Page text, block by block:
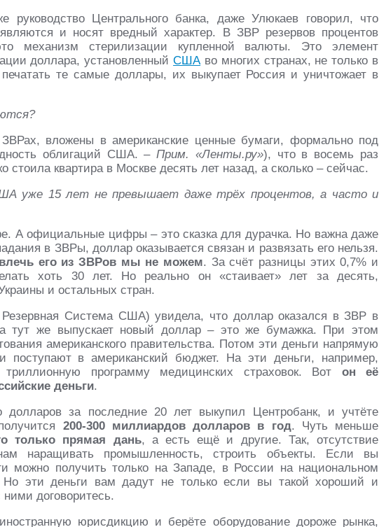
руководство Центрального банка, даже Улюкаев говорил, что
и носят вредный характер. В ЗВР резервов процентов
механизм стерилизации купленной валюты. Это элемент
доллара, установленныйСШАво многих странах, не только в
те самые доллары, их выкупает Россия и уничтожает в
вложены в американские ценные бумаги, формально под
облигаций США. –Прим. «Ленты.ру»), что в восемь раз
квартира в Москве десять лет назад, а сколько – сейчас.
уже 15 лет не превышает даже трёх процентов, а часто и
А официальные цифры – это сказка для дурачка. Но важна даже
в ЗВРы, доллар оказывается связан и развязать его нельзя.
его из ЗВРов мы не можем. За счёт разницы этих 0,7% и
хоть 30 лет. Но реально он «стаивает» лет за десять,
и остальных стран.
Резервная Система США) увидела, что доллар оказался в ЗВР в
тут же выпускает новый доллар – это же бумажка. При этом
американского правительства. Потом эти деньги напрямую
в американский бюджет. На эти деньги, например,
программу медицинских страховок. Вот он её
деньги.
долларов за последние 20 лет выкупил Центробанк, и учтёте
200-300 миллиардов долларов в год. Чуть меньше
только прямая дань, а есть ещё и другие. Так, отсутствие
наращивать промышленность, строить объекты. Если вы
можно получить только на Западе, в России на национальном
эти деньги вам дадут не только если вы такой хороший и
договоритесь.
юрисдикцию и берёте оборудование дороже рынка,